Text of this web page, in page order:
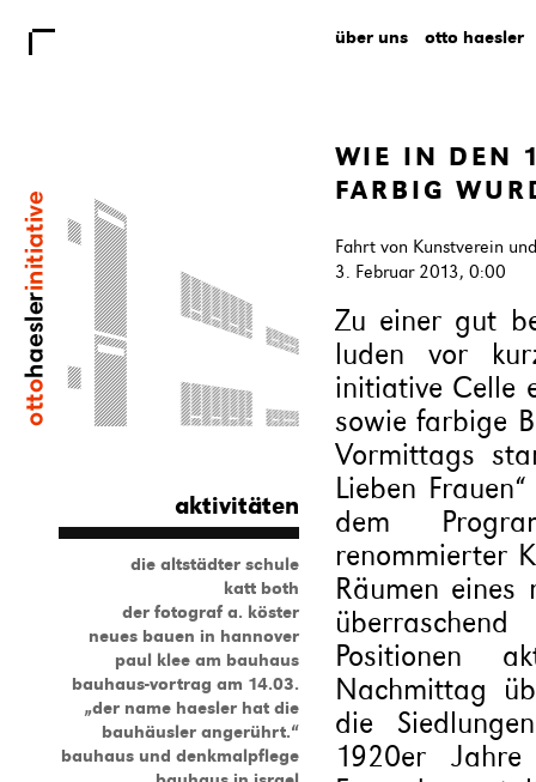
aktivitäten
die altstädter schule
katt both
der fotograf a. köster
neues bauen in hannover
paul klee am bauhaus
bauhaus-vortrag am 14.03.
„der name haesler hat die
bauhäusler angerührt.“
bauhaus und denkmalpflege
über uns otto haesler
WIE IN DEN
FARBIG
Fahrt von Kunstverein
3. Februar 2013, 0:00
Zu einer gut
luden vor
initiative Celle
sowie farbige
Vormittags
Lieben
dem
renommierter
Räumen eines
Positionen
Nachmittag
die
1920er